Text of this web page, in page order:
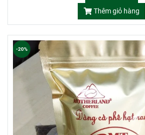
Thêm giỏ hàng
-20%